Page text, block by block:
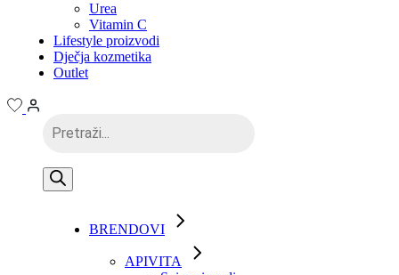
Urea
Vitamin C
Lifestyle proizvodi
Dječja kozmetika
Outlet
search
BRENDOVI
APIVITA